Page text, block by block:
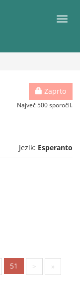
Meni
Zaprto
Največ 500 sporočil.
Jezik: Esperanto
51 > »